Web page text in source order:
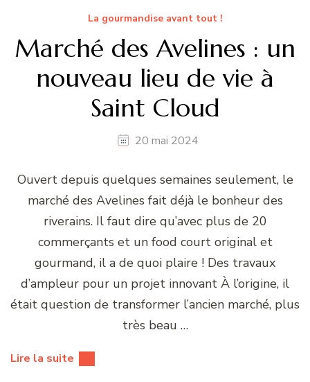
La gourmandise avant tout !
Marché des Avelines : un
nouveau lieu de vie à
Saint Cloud
20 mai 2024
Ouvert depuis quelques semaines seulement, le
marché des Avelines fait déjà le bonheur des
riverains. Il faut dire qu’avec plus de 20
commerçants et un food court original et
gourmand, il a de quoi plaire ! Des travaux
d’ampleur pour un projet innovant À l’origine, il
était question de transformer l’ancien marché, plus
très beau …
Lire la suite